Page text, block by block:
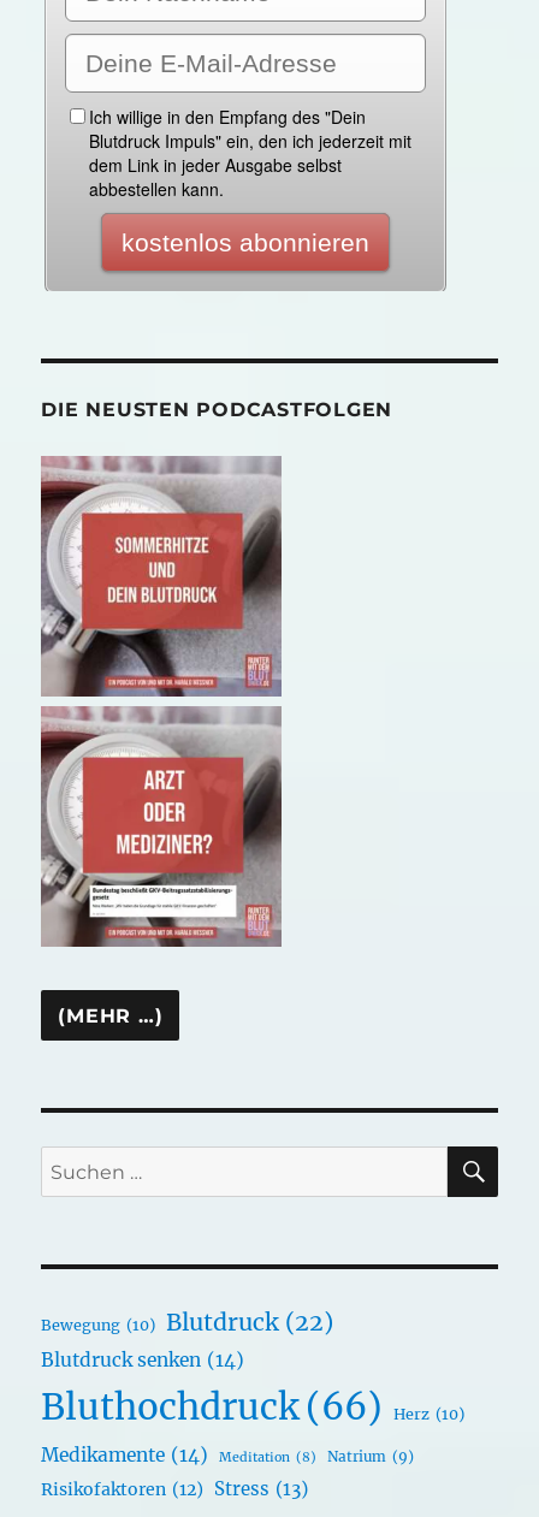
DIE NEUSTEN PODCASTFOLGEN
Suchen
nach:
Bewegung (10) Blutdruck (22)
Blutdruck senken (14)
Bluthochdruck(66) Herz (10)
Medikamente (14) Meditation (8) Natrium (9)
Risikofaktoren (12) Stress (13)